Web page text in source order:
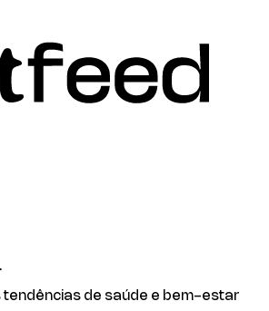
tendências de saúde e bem-estar